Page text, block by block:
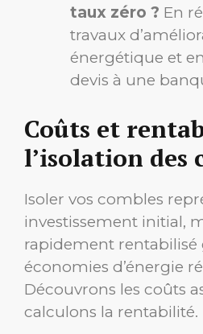
taux zéro ? En
travaux
énergétique et
devis à une
Coûts et
l’isolation des
Isoler vos combles
investissement initial,
rapidement rentabilisé
économies d’énergie
Découvrons les coûts
calculons la rentabilité.